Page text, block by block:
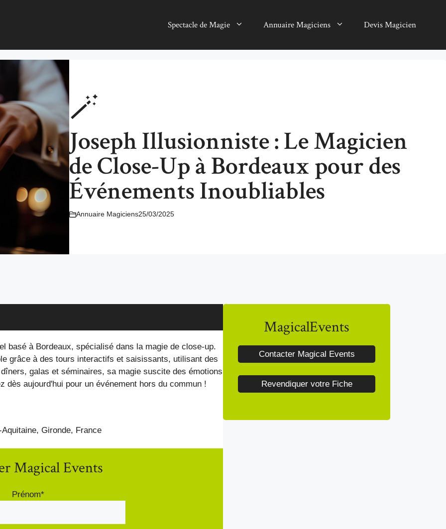
Spectacle de Magie Annuaire Magiciens Devis Magicien
🪄
Joseph Illusionniste : Le Magicien
de Close-Up à Bordeaux pour des
Événements Inoubliables
Annuaire Magiciens25/03/2025
basé à Bordeaux, spécialisé dans la magie de close-up.
grâce à des tours interactifs et saisissants, utilisant des
galas et séminaires, sa magie suscite des émotions
dès aujourd'hui pour un événement hors du commun !
, Gironde, France
Magical Events
Prénom*
MagicalEvents
Contacter Magical Events
Revendiquer votre Fiche